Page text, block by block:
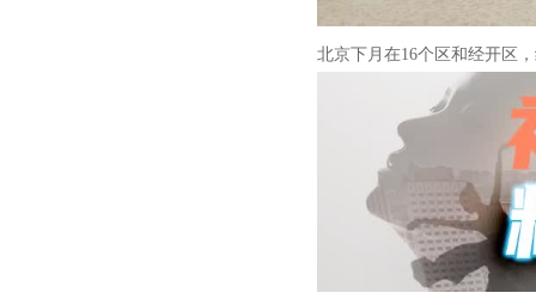
北京下月在16个区和经开区